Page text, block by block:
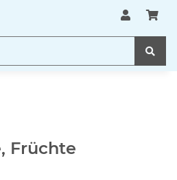
Früchte